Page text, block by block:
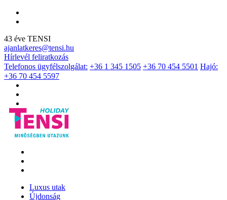
43 éve TENSI
ajanlatkeres@tensi.hu
Hírlevél feliratkozás
Telefonos ügyfélszolgálat: +36 1 345 1505 +36 70 454 5501 Hajó:
+36 70 454 5597
Luxus utak
Újdonság